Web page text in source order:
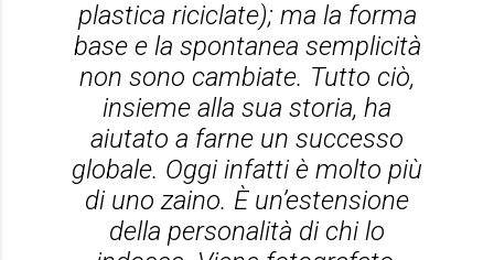
plastica riciclate); ma la forma
base e la spontanea semplicità
non sono cambiate. Tutto ciò,
insieme alla sua storia, ha
aiutato a farne un successo
globale. Oggi infatti è molto più
di uno zaino. È un’estensione
della personalità di chi lo